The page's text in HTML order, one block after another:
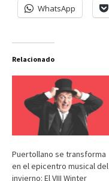
WhatsApp
Relacionado
Puertollano se transforma
en el epicentro musical del
invierno: El VIII Winter